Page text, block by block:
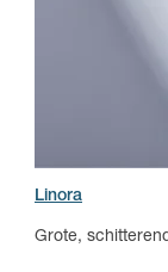
Linora
Grote,